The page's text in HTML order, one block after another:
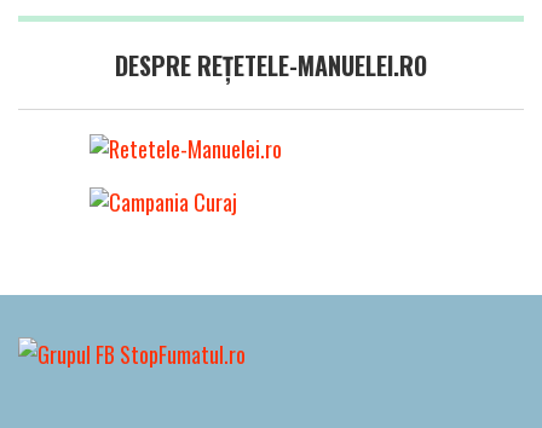
DESPRE REȚETELE-MANUELEI.RO